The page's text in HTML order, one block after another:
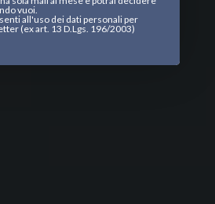
vuoi.
all'uso dei dati personali per
(ex art. 13 D.Lgs. 196/2003)